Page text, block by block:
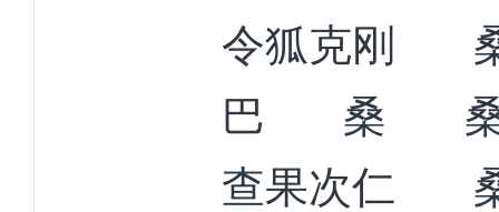
令狐克刚
巴
桑
查果次仁